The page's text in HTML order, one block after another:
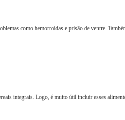
como hemorroidas e prisão de ventre.
integrais. Logo, é muito útil incluir esses